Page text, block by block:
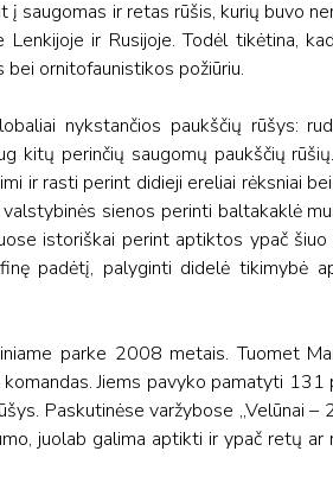
saugomas ir retas rūšis, kurių buvo
ir Rusijoje. Todėl tikėtina,
ornitofaunistikos požiūriu.
nykstančios paukščių rūšys:
kitų perinčių saugomų paukščių
ir rasti perint didieji ereliai rėksniai
sienos perinti baltakaklė
istoriškai perint aptiktos ypač
padėtį, palyginti didelė tikimybė
parke 2008 metais. Tuomet
Jiems pavyko pamatyti 131
Paskutinėse varžybose „Velūnai –
juolab galima aptikti ir ypač retų ar